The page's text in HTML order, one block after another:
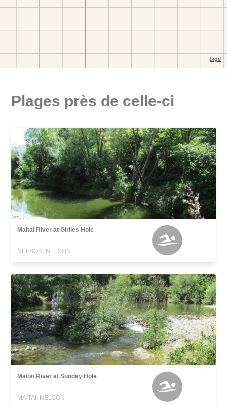
Plages près de celle-ci
Maitai River at Girlies Hole
NELSON, NELSON
Maitai River at Sunday Hole
MAITAI, NELSON